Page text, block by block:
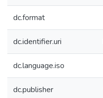
dc.format
dc.identifier.uri
dc.language.iso
dc.publisher